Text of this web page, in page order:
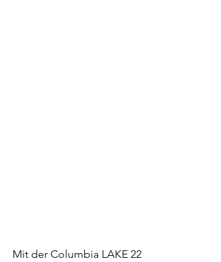
Mit der Columbia LAKE 22